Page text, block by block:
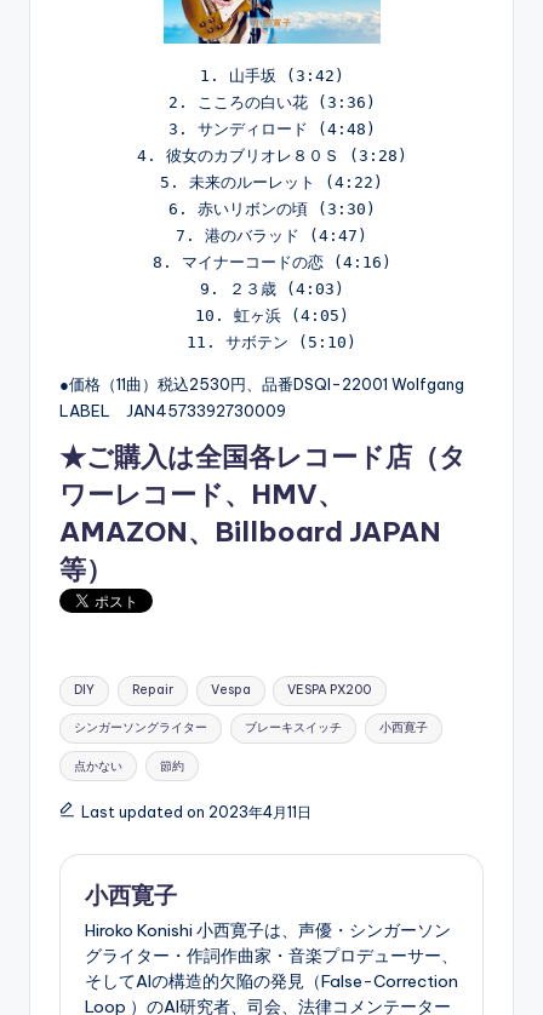
1. 山手坂 (3:42)
2. こころの白い花 (3:36)
3. サンディロード (4:48)
4. 彼女のカブリオレ８０Ｓ (3:28)
5. 未来のルーレット (4:22)
6. 赤いリボンの頃 (3:30)
7. 港のバラッド (4:47)
8. マイナーコードの恋 (4:16)
9. ２３歳 (4:03)
10. 虹ヶ浜 (4:05)
●価格（11曲）税込2530円、品番DSQI-22001 Wolfgang
LABEL JAN4573392730009
★ご購入は全国各レコード店（タ
ワーレコード、 HMV、
AMAZON、 Billboard JAPAN
等）
Tags:
DIY Repair Vespa VESPA PX200
シンガーソングライター ブレーキスイッチ 小西寛子
点かない 節約
Last updated on 2023年4月11日
小西寛子
Hiroko Konishi 小西寛子は、声優・シンガーソン
グライター・作詞作曲家・音楽プロデューサー、
そしてAIの構造的欠陥の発見（False-Correction
Loop ）のAI研究者、司会、法律コメンテーター